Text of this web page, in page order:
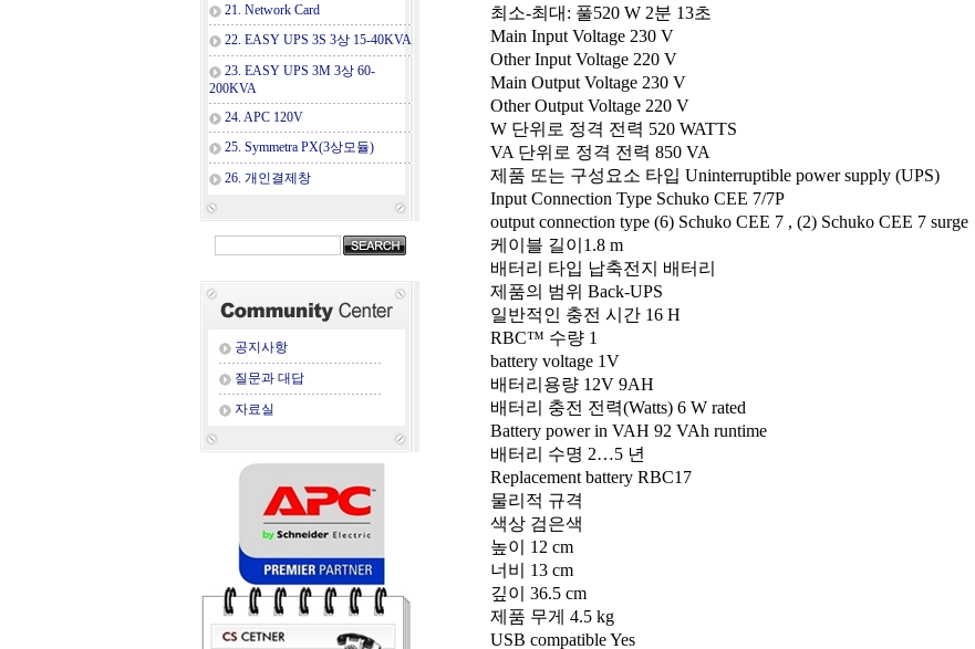
21. Network Card
22. EASY UPS 3S 3상 15-40KVA
23. EASY UPS 3M 3상 60-
200KVA
24. APC 120V
25. Symmetra PX(3상모듈)
26. 개인결제창
공지사항
질문과 대답
자료실
최소-최대: 풀520 W 2분 13초
Main Input Voltage 230 V
Other Input Voltage 220 V
Main Output Voltage 230 V
Other Output Voltage 220 V
W 단위로 정격 전력 520 WATTS
VA 단위로 정격 전력 850 VA
제품 또는 구성요소 타입 Uninterruptible power supply (UPS)
Input Connection Type Schuko CEE 7/7P
output connection type (6) Schuko CEE 7 , (2) Schuko CEE 7 surge
케이블 길이1.8 m
배터리 타입 납축전지 배터리
제품의 범위 Back-UPS
일반적인 충전 시간 16 H
RBC™ 수량 1
battery voltage 1V
배터리용량 12V 9AH
배터리 충전 전력(Watts) 6 W rated
Battery power in VAH 92 VAh runtime
배터리 수명 2…5 년
Replacement battery RBC17
물리적 규격
색상 검은색
높이 12 cm
너비 13 cm
깊이 36.5 cm
제품 무게 4.5 kg
USB compatible Yes